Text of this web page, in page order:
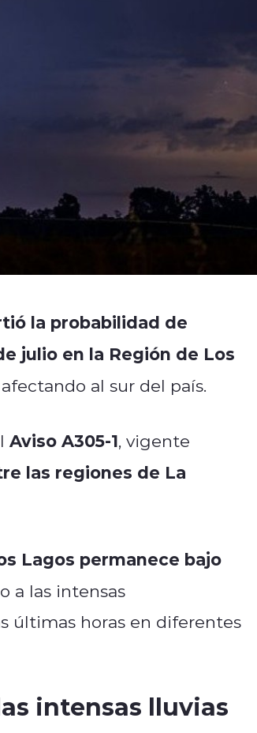
la probabilidad de
julio en la Región de Los
al sur del país.
Aviso A305-1, vigente
las regiones de La
Lagos permanece bajo
a las intensas
últimas horas en diferentes
intensas lluvias